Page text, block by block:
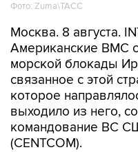
Фото: Zuma\ТАСС
Москва. 8 августа.
Американские ВМС
морской блокады
связанное с этой
которое
выходило из него,
командование ВС
(CENTCOM).